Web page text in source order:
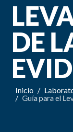
DE
Inicio
Guía para el